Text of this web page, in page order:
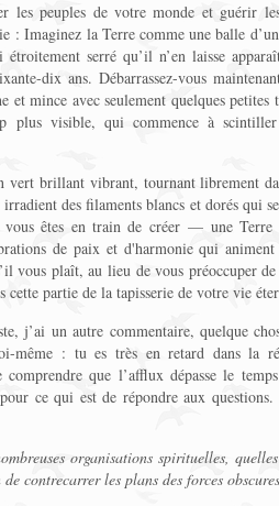
les peuples de votre monde et guérir
: Imaginez la Terre comme une balle
étroitement serré qu’il n’en laisse
dix ans. Débarrassez-vous
et mince avec seulement quelques
plus visible, qui commence à
vert brillant vibrant, tournant librement
des filaments blancs et dorés qui
vous êtes en train de créer — une
de paix et d'harmonie qui
vous plaît, au lieu de vous préoccuper
cette partie de la tapisserie de votre vie
j’ai un autre commentaire, quelque
même : tu es très en retard dans la
comprendre que l’afflux dépasse le
ce qui est de répondre aux
organisations spirituelles,
contrecarrer les plans des forces